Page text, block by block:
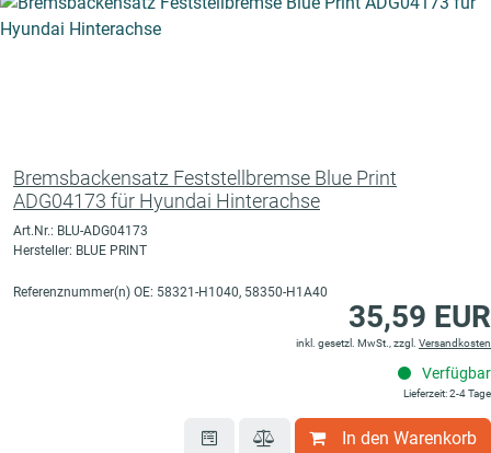
Bremsbackensatz Feststellbremse Blue Print
ADG04173 für Hyundai Hinterachse
Art.Nr.: BLU-ADG04173
Hersteller: BLUE PRINT
Referenznummer(n) OE: 58321-H1040, 58350-H1A40
35,59 EUR
inkl. gesetzl. MwSt., zzgl. Versandkosten
Verfügbar
Lieferzeit: 2-4 Tage
In den Warenkorb